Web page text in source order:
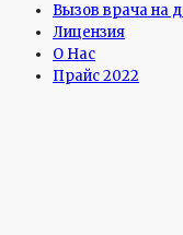
Вызов врача на
Лицензия
О Нас
Прайс 2022